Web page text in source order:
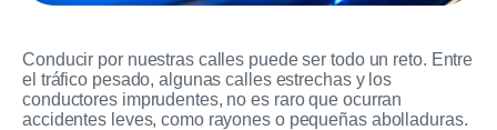
Conducir por nuestras calles puede ser todo un reto. Entre
el tráfico pesado, algunas calles estrechas y los
conductores imprudentes, no es raro que ocurran
accidentes leves, como rayones o pequeñas abolladuras.